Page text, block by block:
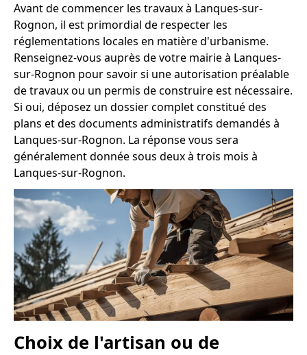
Avant de commencer les travaux à Lanques-sur-
Rognon, il est primordial de respecter les
réglementations locales en matière d'urbanisme.
Renseignez-vous auprès de votre mairie à Lanques-
sur-Rognon pour savoir si une autorisation préalable
de travaux ou un permis de construire est nécessaire.
Si oui, déposez un dossier complet constitué des
plans et des documents administratifs demandés à
Lanques-sur-Rognon. La réponse vous sera
généralement donnée sous deux à trois mois à
Lanques-sur-Rognon.
Choix de l'artisan ou de